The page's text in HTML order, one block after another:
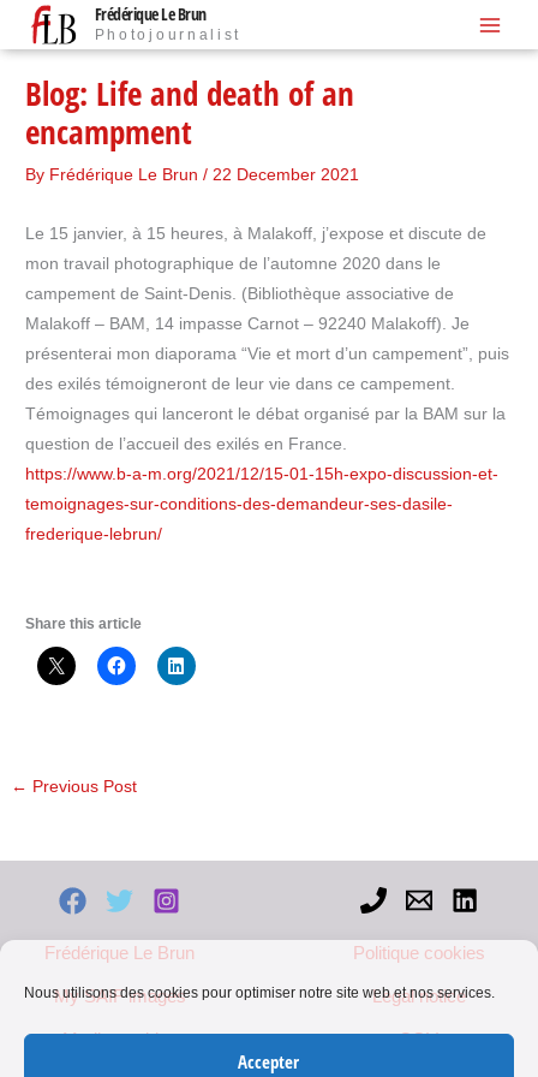
Nous utilisons des cookies pour optimiser notre site web et nos services.
Accepter
Frédérique Le Brun
Photojournalist
Blog: Life and death of an
encampment
By Frédérique Le Brun/ 22 December 2021
Le 15 janvier, à 15 heures, à Malakoff, j’expose et discute de
mon travail photographique de l’automne 2020 dans le
campement de Saint-Denis. (Bibliothèque associative de
Malakoff – BAM, 14 impasse Carnot – 92240 Malakoff). Je
présenterai mon diaporama “Vie et mort d’un campement”, puis
des exilés témoigneront de leur vie dans ce campement.
Témoignages qui lanceront le débat organisé par la BAM sur la
question de l’accueil des exilés en France.
https://www.b-a-m.org/2021/12/15-01-15h-expo-discussion-et-
temoignages-sur-conditions-des-demandeur-ses-dasile-
frederique-lebrun/
Share this article
← Previous Post
Frédérique Le Brun
My SAIF images
Mediapart blog
Politique cookies
Legal notice
CGV